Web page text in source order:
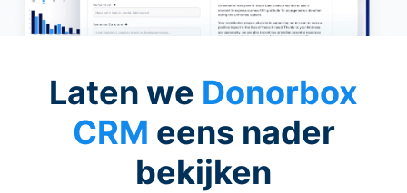
Laten we Donorbox
CRM eens nader
bekijken